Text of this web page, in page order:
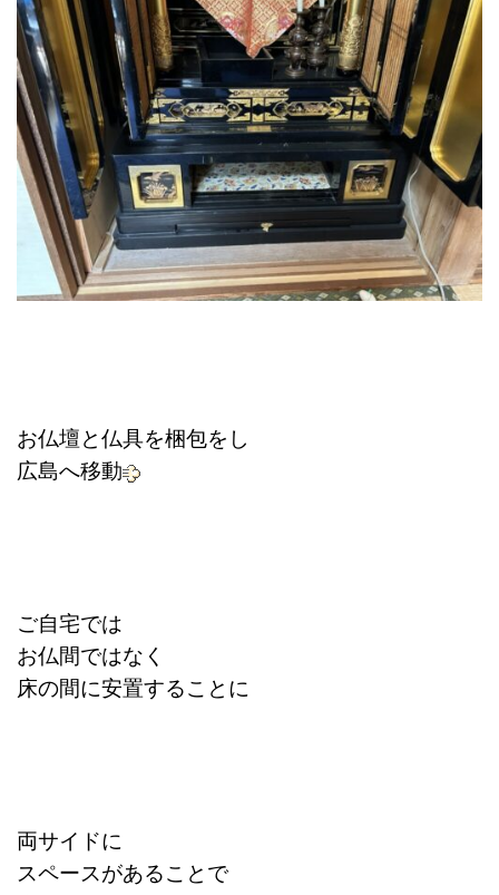
お仏壇と仏具を梱包をし
広島へ移動
ご自宅では
お仏間ではなく
床の間に安置することに
両サイドに
スペースがあることで